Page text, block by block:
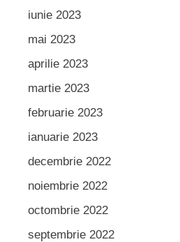
iunie 2023
mai 2023
aprilie 2023
martie 2023
februarie 2023
ianuarie 2023
decembrie 2022
noiembrie 2022
octombrie 2022
septembrie 2022